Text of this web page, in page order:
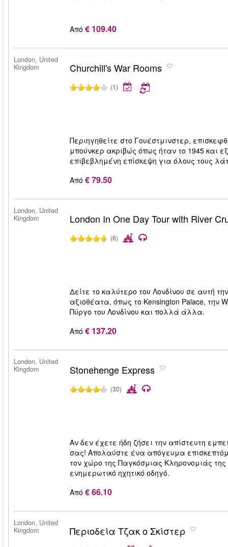
Από € 109.40
London, United
Kingdom
Churchill's War Rooms
(1)
Περιηγηθείτε στο Γουέστμινστερ,
μπούνκερ ακριβώς όπως ήταν το 1945 και
επιβεβλημένη επίσκεψη για όλους τους
Από € 79.50
London, United
Kingdom
London In One Day Tour with River
(6)
Δείτε το καλύτερο του Λονδίνου σε αυτή
αξιοθέατα, όπως το Kensington Palace, την
Πύργο του Λονδίνου και πολλά άλλα.
Από € 137.20
London, United
Kingdom
Stonehenge Express
(30)
Αν δεν έχετε ήδη ζήσει την απίστευτη
σας! Απολαύστε ένα απόγευμα
τον χώρο της Παγκόσμιας Κληρονομιάς
ενημερωτικό ηχητικό οδηγό.
Από € 66.10
London, United
Kingdom
Περιοδεία Τζακ ο Σκίστερ